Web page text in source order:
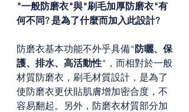
"一般防磨衣"與"刷毛加厚防磨衣"有
何不同? 是為了什麼而加入此設計?
防磨衣基本功能不外乎具備" 防曬、保
護、排水、高活動性"，而相對於一般
材質防磨衣，刷毛材質設計，是為了
使防磨衣更伏貼肌膚增加密合度，不
容易翻起。另外，防磨衣材質部分加